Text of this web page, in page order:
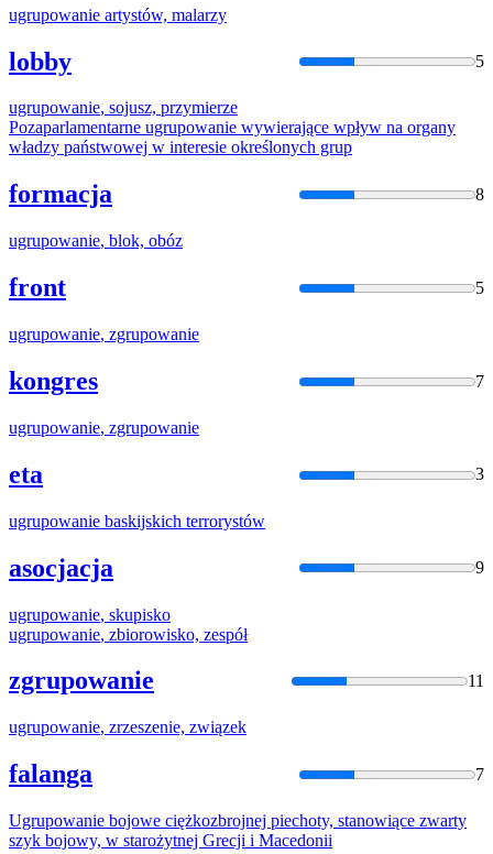
ugrupowanie artystów, malarzy
lobby 5
ugrupowanie, sojusz, przymierze
Pozaparlamentarne ugrupowanie wywierające wpływ na organy
władzy państwowej w interesie określonych grup
formacja 8
ugrupowanie, blok, obóz
front 5
ugrupowanie, zgrupowanie
kongres 7
ugrupowanie, zgrupowanie
eta 3
ugrupowanie baskijskich terrorystów
asocjacja 9
ugrupowanie, skupisko
ugrupowanie, zbiorowisko, zespół
zgrupowanie 11
ugrupowanie, zrzeszenie, związek
falanga 7
Ugrupowanie bojowe ciężkozbrojnej piechoty, stanowiące zwarty
szyk bojowy, w starożytnej Grecji i Macedonii